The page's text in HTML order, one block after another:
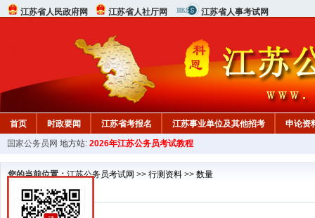
江苏省人民政府网 江苏省人社厅网 江苏省人事考试网
首页 时政要闻 江苏省考报名 江苏事业单位及其他招考
申论资
国家公务员网 地方站: 2026年江苏公务员考试教程
您的当前位置：江苏公务员考试网 >> 行测资料 >> 数量